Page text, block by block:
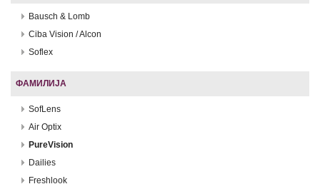
Bausch & Lomb
Ciba Vision / Alcon
Soflex
ФАМИЛИЈА
SofLens
Air Optix
PureVision
Dailies
Freshlook